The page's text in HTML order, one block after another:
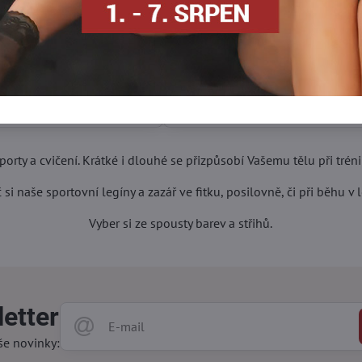
legíny CATY 90 mají moderní
90 BasBleu - Velikost:
90 BasBleu - Barva:
Zobrazit
Dvoubarevné legíny VICTORIA mají jemné
Sportovní legíny VICTORIA 200 DEN
2/S
Sportovní legíny VICTORIA 200 DEN
510 Kč
a cvičení. Krátké i dlouhé se přizpůsobí Vašemu tělu při
si naše sportovní legíny a zazář ve fitku, posilovně, či při běhu v
Vyber si ze spousty barev a střihů.
novinky: